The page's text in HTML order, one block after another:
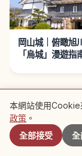
岡山城｜俯瞰旭
「烏城」漫遊指
接下來閱讀 →
本網站使用Cookie
政策 。
全部接受
全